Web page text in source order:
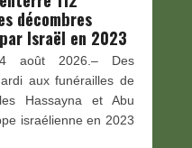
décombres
Israël en 2023
août 2026.– Des
aux funérailles de
Hassayna et Abu
israélienne en 2023